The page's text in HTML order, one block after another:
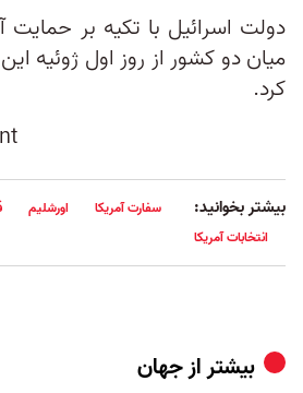
دولت اسرائیل با تکیه بر حمایت
میان دو کشور از روز اول ژوئیه
کرد.
بیشتر بخوانید: سفارت آمریکا اورشلیم
انتخابات آمریکا
بیشتر ازجهان